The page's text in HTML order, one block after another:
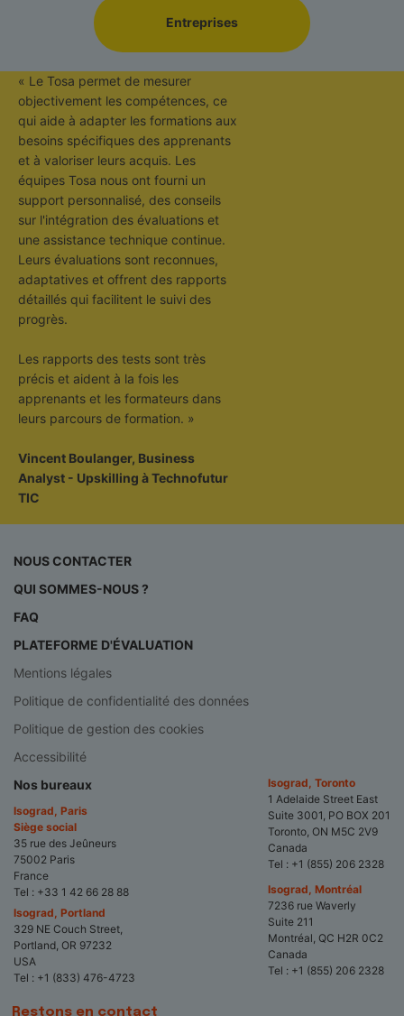
Entreprises
« Le Tosa permet de mesurer
objectivement les compétences, ce
qui aide à adapter les formations aux
besoins spécifiques des apprenants
et à valoriser leurs acquis. Les
équipes Tosa nous ont fourni un
support personnalisé, des conseils
sur l'intégration des évaluations et
une assistance technique continue.
Leurs évaluations sont reconnues,
adaptatives et offrent des rapports
détaillés qui facilitent le suivi des
progrès.
Les rapports des tests sont très
précis et aident à la fois les
apprenants et les formateurs dans
leurs parcours de formation. »
Vincent Boulanger, Business
Analyst - Upskilling à Technofutur
TIC
NOUS CONTACTER
QUI SOMMES-NOUS ?
FAQ
PLATEFORME D'ÉVALUATION
Mentions légales
Politique de confidentialité des données
Politique de gestion des cookies
Accessibilité
Nos bureaux
Isograd, Paris
Siège social
35 rue des Jeûneurs
75002 Paris
France
Tel : +33 1 42 66 28 88
Isograd, Portland
329 NE Couch Street,
Portland, OR 97232
USA
Tel : +1 (833) 476-4723
Isograd, Toronto
1 Adelaide Street East
Suite 3001, PO BOX 201
Toronto, ON M5C 2V9
Canada
Tel : +1 (855) 206 2328
Isograd, Montréal
7236 rue Waverly
Suite 211
Montréal, QC H2R 0C2
Canada
Tel : +1 (855) 206 2328
Restons en contact